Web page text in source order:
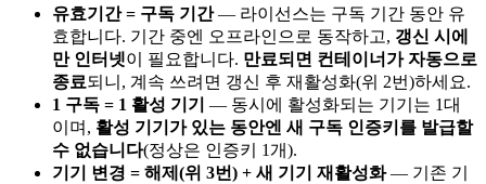
유효기간 = 구독 기간— 라이선스는 구독 기간 동안 유
효합니다. 기간 중엔 오프라인으로 동작하고, 갱신 시에
만 인터넷이 필요합니다. 만료되면 컨테이너가 자동으로
종료되니, 계속 쓰려면 갱신 후 재활성화(위 2번)하세요.
1 구독 = 1 활성 기기 — 동시에 활성화되는 기기는 1대
이며, 활성 기기가 있는 동안엔 새 구독 인증키를 발급할
수 없습니다(정상은 인증키 1개).
기기 변경 = 해제(위 3번) + 새 기기 재활성화— 기존 기